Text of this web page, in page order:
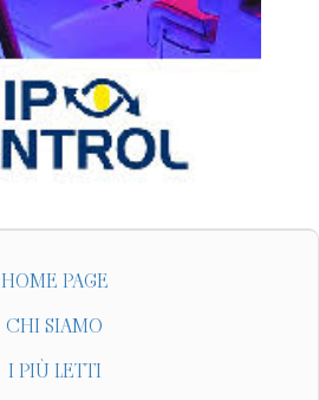
HOME PAGE
CHI SIAMO
I PIÙ LETTI